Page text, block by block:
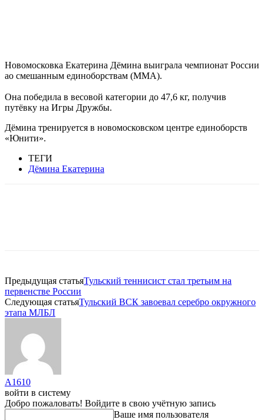
Новомосковка Екатерина Дёмина выиграла чемпионат России
ао смешанным единоборствам (MMA).
Она победила в весовой категории до 47,6 кг, получив
путёвку на Игры Дружбы.
Дёмина тренируется в новомосковском центре единоборств
«Юнити».
ТЕГИ
Дёмина Екатерина
Предыдущая статьяТульский теннисист стал третьим на
первенстве России
Следующая статьяТульский ВСК завоевал серебро окружного
этапа МЛБЛ
A1610
войти в систему
Добро пожаловать! Войдите в свою учётную запись
Ваше имя пользователя